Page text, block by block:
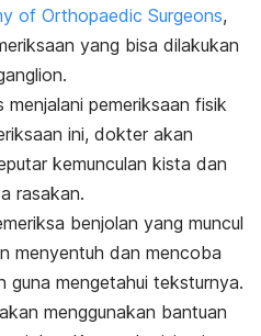
of Orthopaedic Surgeons,
yang bisa dilakukan
pemeriksaan fisik
ini, dokter akan
kemunculan kista dan
rasakan.
benjolan yang muncul
menyentuh dan mencoba
guna mengetahui teksturnya.
menggunakan bantuan